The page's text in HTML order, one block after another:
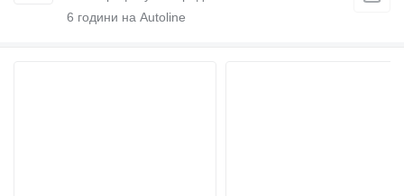
6 години на Autoline